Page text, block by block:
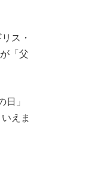
ス・
「父
」
えま